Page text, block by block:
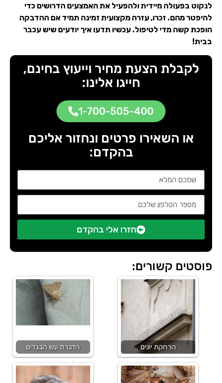
לנקוט בפעולה מיידית ולהפעיל את האמצעים הדרושים כדי
להיפטר מהם. זכרו, עזרה מקצועית זמינה תמיד אם ההדבקה
הופכת קשה מדי לטיפול. עכשיו תדעו איך יודעים שיש עכבר
בבית!
לקבלת הצעת מחיר וייעוץ בחינם,
חייגו אלינו:
1-700-505-400
או השאירו פרטים ונחזור אליכם
בהקדם:
חזרו אלי בהקדם
פוסטים קשורים:
הרחקת יונים הדברת עש הבגדים